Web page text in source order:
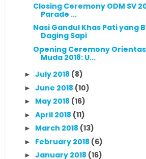
Closing Ceremony ODM SV
Parade ...
Nasi Gandul Khas Pati yang
Daging Sapi
Opening Ceremony
Muda 2018: U...
► July 2018 (8)
► June 2018 (10)
► May 2018 (16)
► April 2018 (11)
► March 2018 (13)
► February 2018 (6)
► January 2018 (16)